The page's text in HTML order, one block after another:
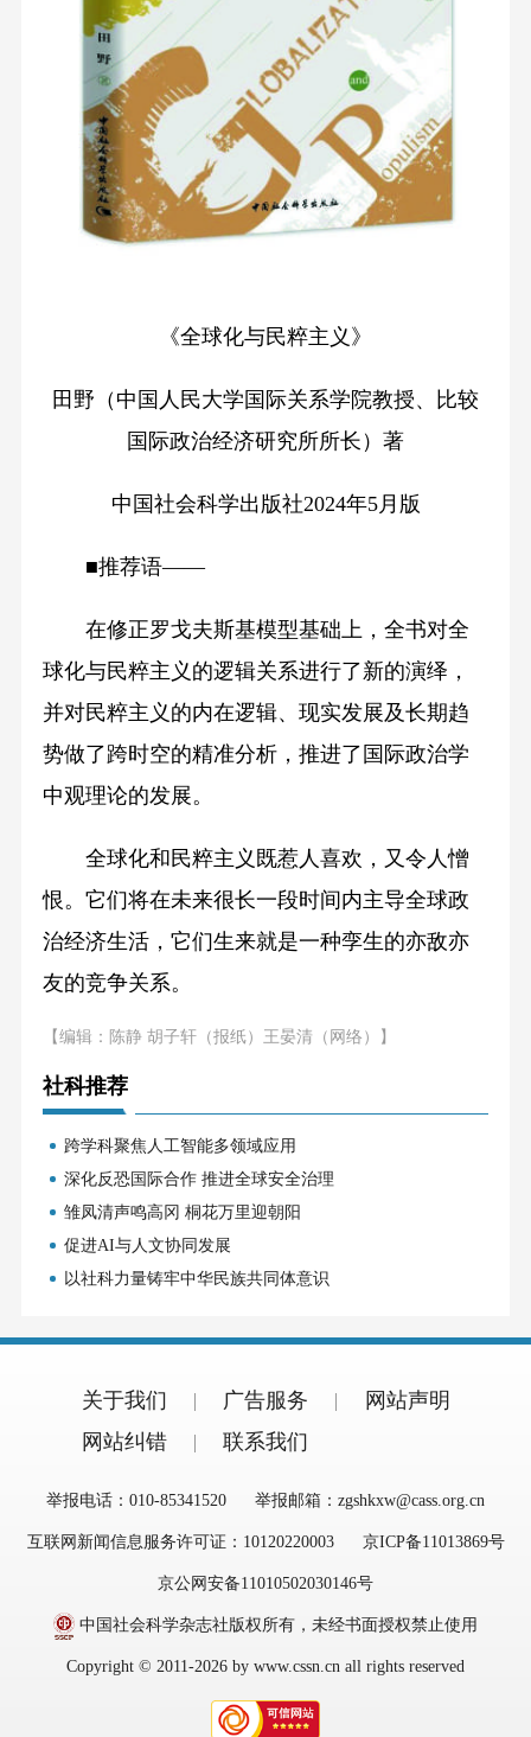
《全球化与民粹主义》
田野（中国人民大学国际关系学院教授、比较
国际政治经济研究所所长）著
中国社会科学出版社2024年5月版
■推荐语——
在修正罗戈夫斯基模型基础上，全书对全
球化与民粹主义的逻辑关系进行了新的演绎，
并对民粹主义的内在逻辑、现实发展及长期趋
势做了跨时空的精准分析，推进了国际政治学
中观理论的发展。
全球化和民粹主义既惹人喜欢，又令人憎
恨。它们将在未来很长一段时间内主导全球政
治经济生活，它们生来就是一种孪生的亦敌亦
友的竞争关系。
【编辑：陈静 胡子轩（报纸）王晏清（网络）】
社科推荐
跨学科聚焦人工智能多领域应用
深化反恐国际合作 推进全球安全治理
雏凤清声鸣高冈 桐花万里迎朝阳
促进AI与人文协同发展
以社科力量铸牢中华民族共同体意识
关于我们 广告服务
网站声明
网站纠错
联系我们
举报电话：010-85341520 举报邮箱：zgshkxw@cass.org.cn
互联网新闻信息服务许可证：10120220003 京ICP备11013869号
京公网安备11010502030146号
中国社会科学杂志社版权所有，未经书面授权禁止使用
Copyright © 2011-2026 by www.cssn.cn all rights reserved